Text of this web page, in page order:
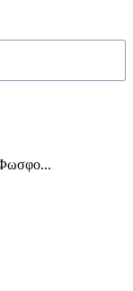
Φωσφο...